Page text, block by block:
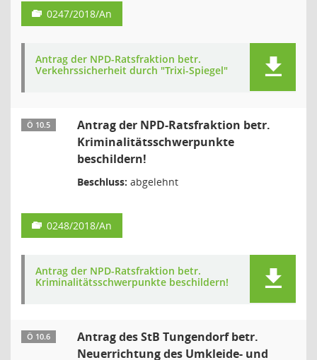
0247/2018/An
Antrag der NPD-Ratsfraktion betr.
Verkehrssicherheit durch "Trixi-Spiegel"
Ö 10.5
Antrag der NPD-Ratsfraktion betr.
Kriminalitätsschwerpunkte
beschildern!
Beschluss: abgelehnt
0248/2018/An
Antrag der NPD-Ratsfraktion betr.
Kriminalitätsschwerpunkte beschildern!
Ö 10.6
Antrag des StB Tungendorf betr.
Neuerrichtung des Umkleide- und